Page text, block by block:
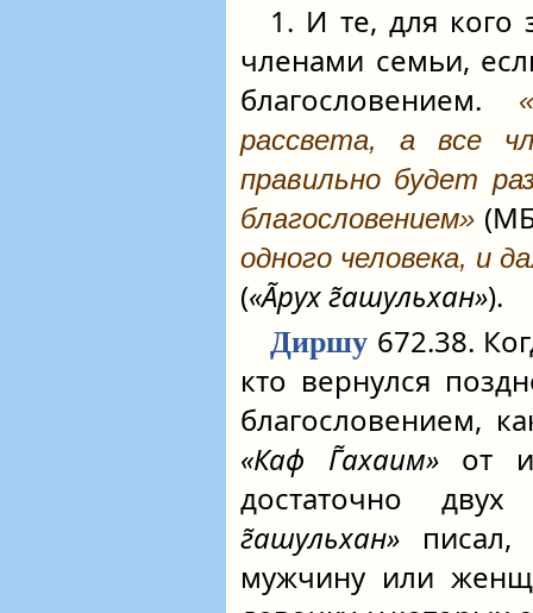
1. И те, для кого
членами семьи,
благословением.
рассвета, а все
правильно будет
благословением»
одного человека, и
(«А̃рух г̃ашульхан»).
Диршу 672.38.
кто вернулся
благословением,
«Каф Г̃ахаим»от
достаточно
г̃ашульхан» писал,
мужчину или